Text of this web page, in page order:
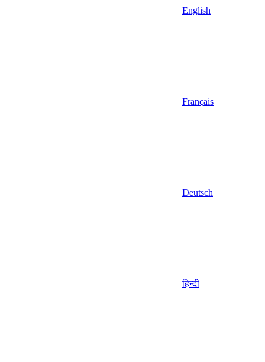
English
Français
Deutsch
हिन्दी